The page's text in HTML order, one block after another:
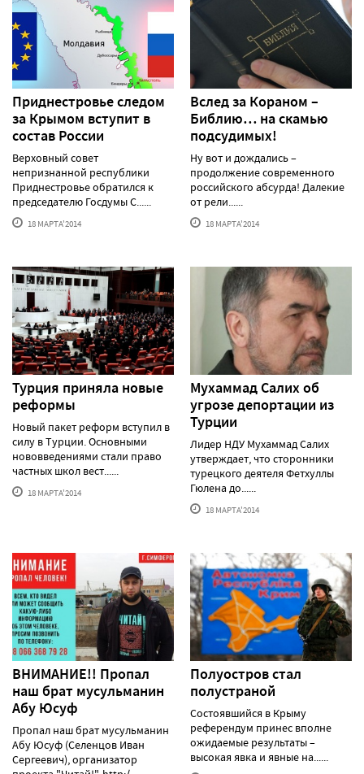
Приднестровье следом
за Крымом вступит в
состав России
Верховный совет
непризнанной республики
Приднестровье обратился к
председателю Госдумы С......
18 МАРТА'2014
Вслед за Кораном –
Библию… на скамью
подсудимых!
Ну вот и дождались –
продолжение современного
российского абсурда! Далекие
от рели......
18 МАРТА'2014
Турция приняла новые
реформы
Новый пакет реформ вступил в
силу в Турции. Основными
нововведениями стали право
частных школ вест......
18 МАРТА'2014
Мухаммад Салих об
угрозе депортации из
Турции
Лидер НДУ Мухаммад Салих
утверждает, что сторонники
турецкого деятеля Фетхуллы
Гюлена до......
18 МАРТА'2014
ВНИМАНИЕ!! Пропал
наш брат мусульманин
Абу Юсуф
Пропал наш брат мусульманин
Абу Юсуф (Селенцов Иван
Сергеевич), организатор
Полуостров стал
полустраной
Состоявшийся в Крыму
референдум принес вполне
ожидаемые результаты –
высокая явка и явные на......